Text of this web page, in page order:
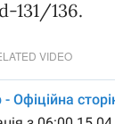
131/136.
VIDEO